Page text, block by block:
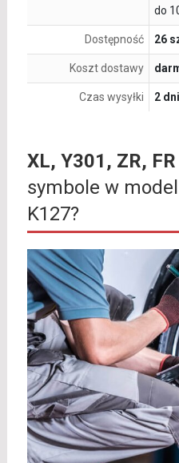
do
Dostępność 26
Koszt dostawy
Czas wysyłki 2 dni
XL, Y301, ZR, FR
symbole w
K127?